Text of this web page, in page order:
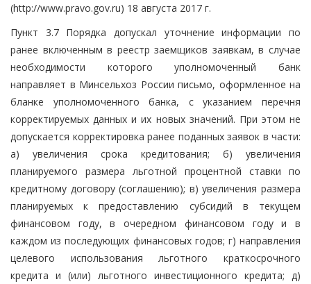
(http://www.pravo.gov.ru) 18 августа 2017 г.
Пункт 3.7 Порядка допускал уточнение информации по
ранее включенным в реестр заемщиков заявкам, в случае
необходимости которого уполномоченный банк
направляет в Минсельхоз России письмо, оформленное на
бланке уполномоченного банка, с указанием перечня
корректируемых данных и их новых значений. При этом не
допускается корректировка ранее поданных заявок в части:
а) увеличения срока кредитования; б) увеличения
планируемого размера льготной процентной ставки по
кредитному договору (соглашению); в) увеличения размера
планируемых к предоставлению субсидий в текущем
финансовом году, в очередном финансовом году и в
каждом из последующих финансовых годов; г) направления
целевого использования льготного краткосрочного
кредита и (или) льготного инвестиционного кредита; д)